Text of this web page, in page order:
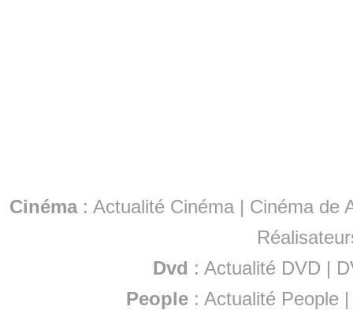
Cinéma: Actualité Cinéma | Cinéma de
Dvd : Actualité DVD |
People :Actualité People